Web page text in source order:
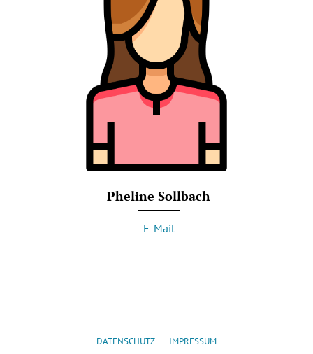
Pheline Sollbach
E-Mail
DATENSCHUTZ IMPRESSUM